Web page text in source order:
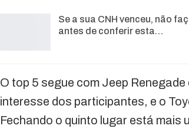
Se a sua CNH venceu, não
antes de conferir esta…
O top 5 segue com Jeep
interesse dos participantes, e o
Fechando o quinto lugar está mais